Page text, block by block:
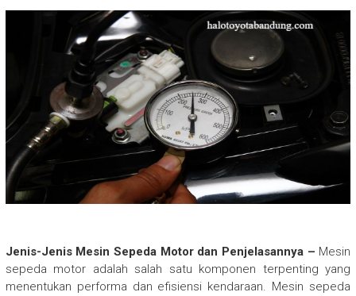
Jenis-Jenis Mesin Sepeda Motor dan Penjelasannya – Mesin
sepeda motor adalah salah satu komponen terpenting yang
menentukan performa dan efisiensi kendaraan. Mesin sepeda